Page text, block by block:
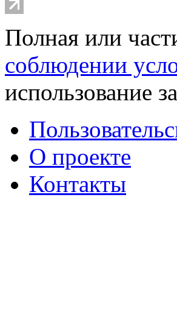
Полная или
соблюдении
использование
О проекте
Контакты